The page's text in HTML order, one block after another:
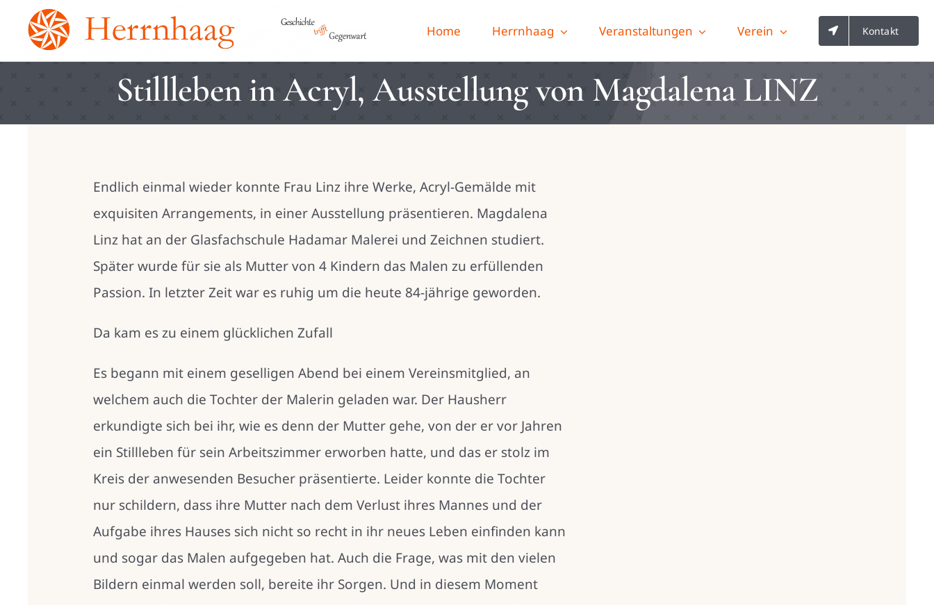
content
Home Herrnhaag Veranstaltungen Verein Kontakt
Stillleben in Acryl, Ausstellung von Magdalena LINZ
Endlich einmal wieder konnte Frau Linz ihre Werke, Acryl-Gemälde mit
exquisiten Arrangements, in einer Ausstellung präsentieren. Magdalena
Linz hat an der Glasfachschule Hadamar Malerei und Zeichnen studiert.
Später wurde für sie als Mutter von 4 Kindern das Malen zu erfüllenden
Passion. In letzter Zeit war es ruhig um die heute 84-jährige geworden.
Da kam es zu einem glücklichen Zufall
Es begann mit einem geselligen Abend bei einem Vereinsmitglied, an
welchem auch die Tochter der Malerin geladen war. Der Hausherr
erkundigte sich bei ihr, wie es denn der Mutter gehe, von der er vor Jahren
ein Stillleben für sein Arbeitszimmer erworben hatte, und das er stolz im
Kreis der anwesenden Besucher präsentierte. Leider konnte die Tochter
nur schildern, dass ihre Mutter nach dem Verlust ihres Mannes und der
Aufgabe ihres Hauses sich nicht so recht in ihr neues Leben einfinden kann
und sogar das Malen aufgegeben hat. Auch die Frage, was mit den vielen
Bildern einmal werden soll, bereite ihr Sorgen. Und in diesem Moment